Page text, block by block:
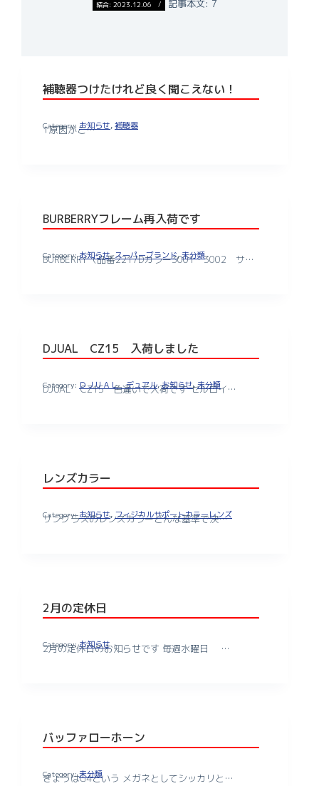
結合: 2023.12.06 記事本文: 7
お知らせ,補聴器
補聴器つけたけれど良く聞こえない！
↑原因がこ…
お知らせ,スーパーブランド,未分類
BURBERRYフレーム再入荷です
BURBERRY（品番2217Dカラー3001・3002 サ…
ＤＪＵＡＬ デュアル,お知らせ,未分類
DJUAL CZ15 入荷しました
DJUAL CZ15 色違いで入荷です セルロイ…
お知らせ, フィジカルサポートカラーレンズ
レンズカラー
サングラスのレンズカラーどんな基準で決…
お知らせ
2月の定休日
2月の定休日のお知らせです 毎週水曜日 …
未分類
バッファローホーン
きょうはG4という メガネとしてシッカリと…